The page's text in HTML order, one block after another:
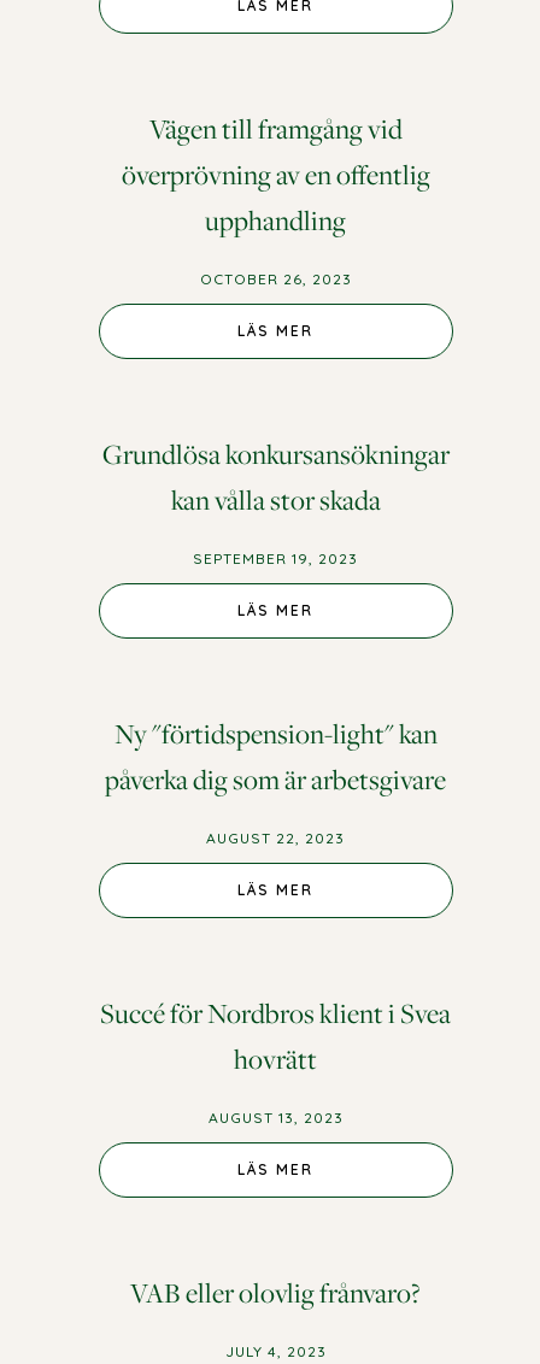
LÄS MER
Vägen till framgång vid
överprövning av en offentlig
upphandling
OCTOBER 26, 2023
LÄS MER
Grundlösa konkursansökningar
kan vålla stor skada
SEPTEMBER 19, 2023
LÄS MER
Ny "förtidspension-light" kan
påverka dig som är arbetsgivare
AUGUST 22, 2023
LÄS MER
Succé för Nordbros klient i Svea
hovrätt
AUGUST 13, 2023
LÄS MER
VAB eller olovlig frånvaro?
JULY 4, 2023